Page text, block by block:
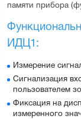
памяти прибора
ИДЦ1:
Измерение
Сигнализация
пользователем
Фиксация на
измеренного